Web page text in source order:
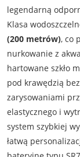
legendarną
Klasa
(200 metrów), co
nurkowanie z
hartowane szkło
pod krawędzią
zarysowaniami
elastycznego i
system szybkiej
łatwą